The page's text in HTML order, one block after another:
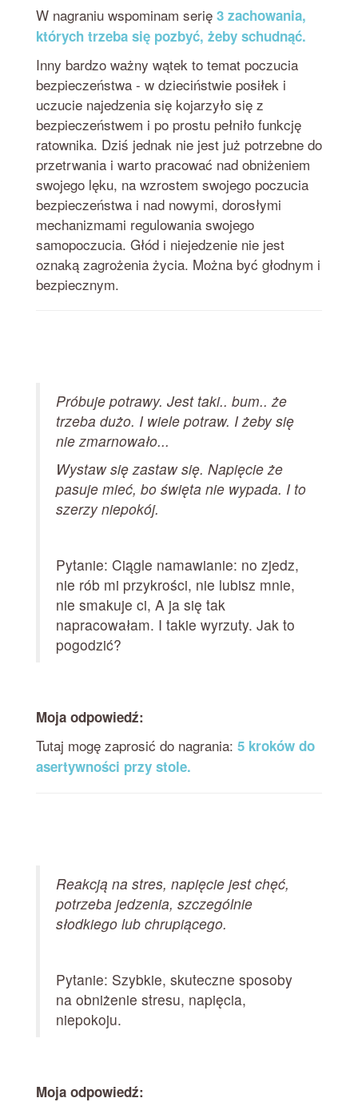
W nagraniu wspominam serię 3 zachowania,
których trzeba się pozbyć, żeby schudnąć.
Inny bardzo ważny wątek to temat poczucia
bezpieczeństwa - w dzieciństwie posiłek i
uczucie najedzenia się kojarzyło się z
bezpieczeństwem i po prostu pełniło funkcję
ratownika. Dziś jednak nie jest już potrzebne do
przetrwania i warto pracować nad obniżeniem
swojego lęku, na wzrostem swojego poczucia
bezpieczeństwa i nad nowymi, dorosłymi
mechanizmami regulowania swojego
samopoczucia. Głód i niejedzenie nie jest
oznaką zagrożenia życia. Można być głodnym i
bezpiecznym.
Próbuje potrawy. Jest taki.. bum.. że
trzeba dużo. I wiele potraw. I żeby się
nie zmarnowało...
Wystaw się zastaw się. Napięcie że
pasuje mieć, bo święta nie wypada. I to
szerzy niepokój.
Pytanie: Ciągle namawianie: no zjedz,
nie rób mi przykrości, nie lubisz mnie,
nie smakuje ci, A ja się tak
napracowałam. I takie wyrzuty. Jak to
pogodzić?
Moja odpowiedź:
Tutaj mogę zaprosić do nagrania: 5 kroków do
asertywności przy stole.
Reakcją na stres, napięcie jest chęć,
potrzeba jedzenia, szczególnie
słodkiego lub chrupiącego.
Pytanie: Szybkie, skuteczne sposoby
na obniżenie stresu, napięcia,
niepokoju.
Moja odpowiedź: